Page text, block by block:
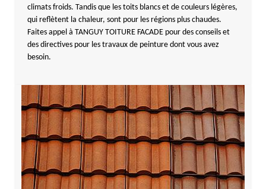
climats froids. Tandis que les toits blancs et de couleurs légères,
qui reflètent la chaleur, sont pour les régions plus chaudes.
Faites appel à TANGUY TOITURE FACADE pour des conseils et
des directives pour les travaux de peinture dont vous avez
besoin.